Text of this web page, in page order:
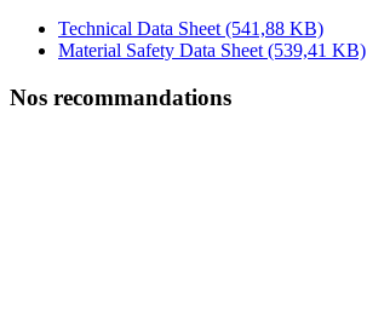
Technical Data Sheet (541,88 KB)
Material Safety Data Sheet (539,41 KB)
Nos recommandations